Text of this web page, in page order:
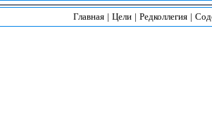
Главная | Цели | Редколлегия |